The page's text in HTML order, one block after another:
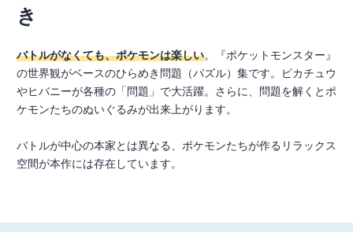
き
バトルがなくても、ポケモンは楽しい。『ポケットモンスター』
の世界観がベースのひらめき問題（パズル）集です。ピカチュウ
やヒバニーが各種の「問題」で大活躍。さらに、問題を解くとポ
ケモンたちのぬいぐるみが出来上がります。
バトルが中心の本家とは異なる、ポケモンたちが作るリラックス
空間が本作には存在しています。